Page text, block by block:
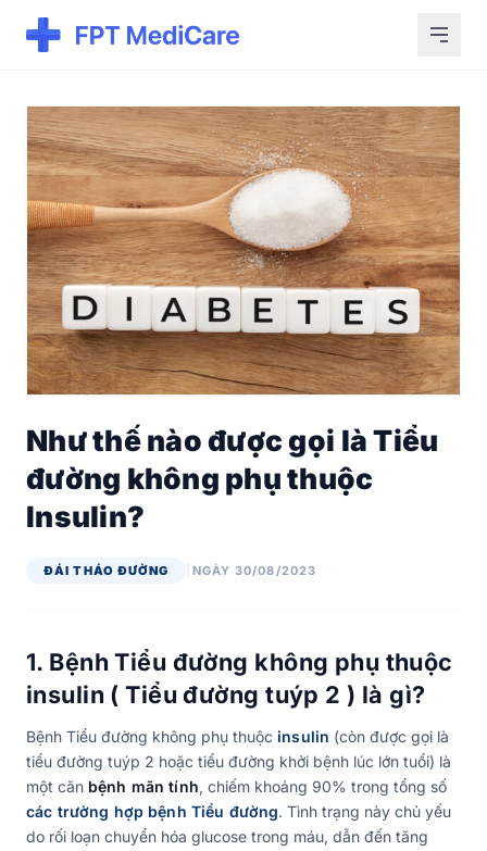
Như thế nào được gọi là Tiểu
đường không phụ thuộc
Insulin?
ĐÁI THÁO ĐƯỜNG NGÀY 30/08/2023
1. Bệnh Tiểu đường không phụ thuộc
insulin ( Tiểu đường tuýp 2 ) là gì?
Bệnh Tiểu đường không phụ thuộc insulin (còn được gọi là
tiểu đường tuýp 2 hoặc tiểu đường khởi bệnh lúc lớn tuổi) là
một căn bệnh mãn tính, chiếm khoảng 90% trong tổng số
các trường hợp bệnh Tiểu đường. Tình trạng này chủ yếu
do rối loạn chuyển hóa glucose trong máu, dẫn đến tăng